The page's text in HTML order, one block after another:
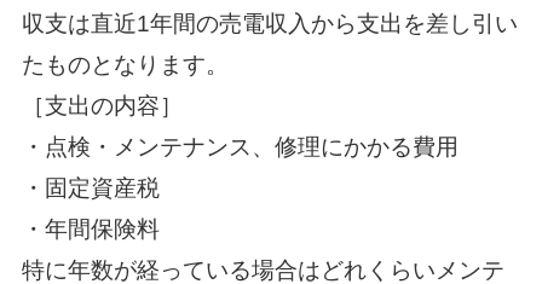
収支は直近1年間の売電収入から支出を差し引い
たものとなります。
［支出の内容］
・点検・メンテナンス、修理にかかる費用
・固定資産税
・年間保険料
特に年数が経っている場合はどれくらいメンテ